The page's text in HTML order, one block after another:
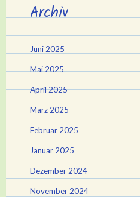
Archiv
Juni 2025
Mai 2025
April 2025
März 2025
Februar 2025
Januar 2025
Dezember 2024
November 2024